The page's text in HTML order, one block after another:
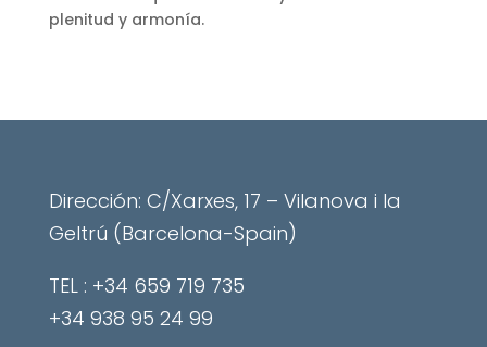
plenitud y armonía.
Dirección: C/Xarxes, 17 – Vilanova i la
Geltrú (Barcelona-Spain)
​TEL : +34 659 719 735
+34 938 95 24 99